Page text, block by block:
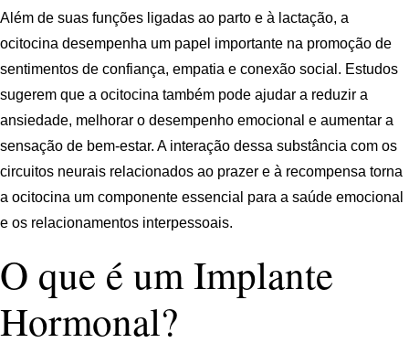
Além de suas funções ligadas ao parto e à lactação, a
ocitocina desempenha um papel importante na promoção de
sentimentos de confiança, empatia e conexão social. Estudos
sugerem que a ocitocina também pode ajudar a reduzir a
ansiedade, melhorar o desempenho emocional e aumentar a
sensação de bem-estar. A interação dessa substância com os
circuitos neurais relacionados ao prazer e à recompensa torna
a ocitocina um componente essencial para a saúde emocional
e os relacionamentos interpessoais.
O que é um Implante
Hormonal?